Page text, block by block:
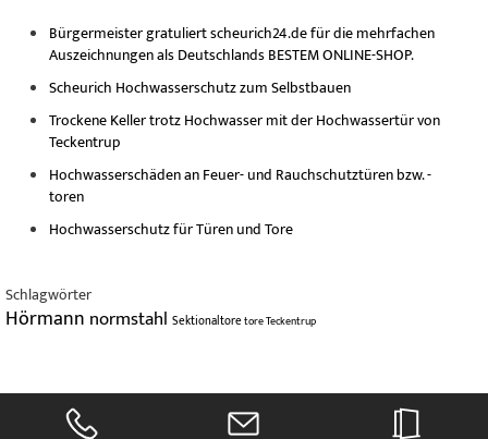
Bürgermeister gratuliert scheurich24.de für die mehrfachen
Auszeichnungen als Deutschlands BESTEM ONLINE-SHOP.
Scheurich Hochwasserschutz zum Selbstbauen
Trockene Keller trotz Hochwasser mit der Hochwassertür von
Teckentrup
Hochwasserschäden an Feuer- und Rauchschutztüren bzw. -
toren
Hochwasserschutz für Türen und Tore
Schlagwörter
Hörmann normstahl SektionaltoretoreTeckentrup